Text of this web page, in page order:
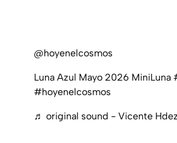
@hoyenelcosmos
Luna Azul Mayo 2026 MiniLuna
#hoyenelcosmos
♬ original sound - Vicente Hdez